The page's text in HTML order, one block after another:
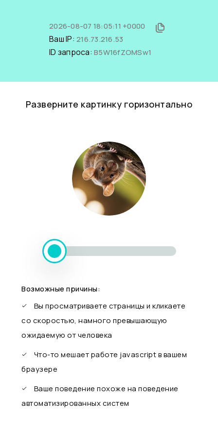
2026-08-07 18:05:11 +0000
Ваш IP: 216.73.216.53
ID запроса: B5W16fZOMSw1
Разверните картинку горизонтально
Возможные причины:
Вы просматриваете страницы и кликаете
со скоростью, намного превышающую
ожидаемую от человека
Что-то мешает работе javascript в вашем
браузере
Ваше поведение похоже на поведение
автоматизированных систем